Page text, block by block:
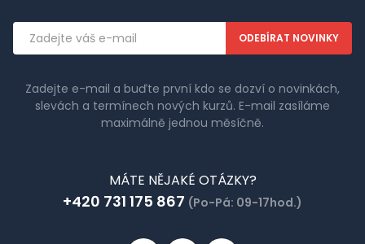
Emailová
adresa
Zadejte e-mail a buďte první kdo se dozví o novinkách,
slevách a termínech nových kurzů. E-mail zasíláme
maximálně jednou měsíčně.
MÁTE NĚJAKÉ OTÁZKY?
+420 731 175 867 (Po-Pá: 09-17hod.)